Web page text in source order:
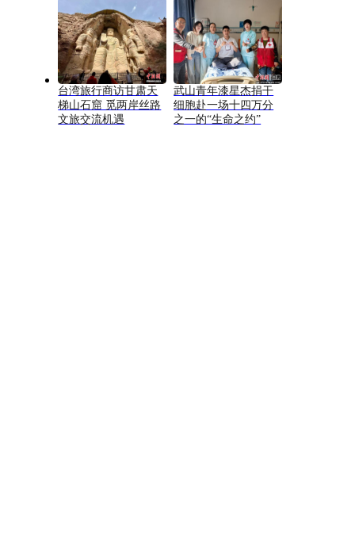
台湾旅行商访甘肃天
梯山石窟 觅两岸丝路
文旅交流机遇
武山青年漆星杰捐干
细胞赴一场十四万分
之一的“生命之约”